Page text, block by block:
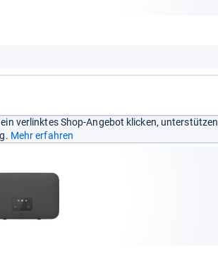
verlinktes Shop-Angebot klicken, unterstützen
Mehr erfahren